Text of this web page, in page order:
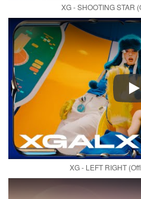
XG - SHOOTING STAR
XG - LEFT RIGHT